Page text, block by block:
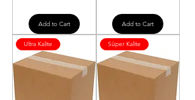
Add to Cart Add to Cart
Ultra Kalite Süper Kalite